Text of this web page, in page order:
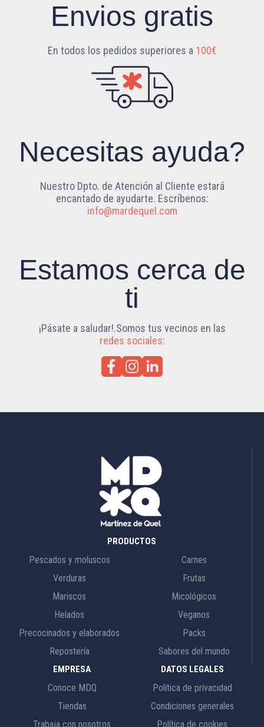
Envios gratis
En todos los pedidos superiores a 100€
Necesitas ayuda?
Nuestro Dpto. de Atención al Cliente estará
encantado de ayudarte. Escríbenos:
info@mardequel.com
Estamos cerca de
ti
¡Pásate a saludar!.Somos tus vecinos en las
redes sociales:
PRODUCTOS
Pescados y moluscos
Verduras
Mariscos
Helados
Precocinados y elaborados
Repostería
Carnes
Frutas
Micológicos
Veganos
Packs
Sabores del mundo
EMPRESA
Conoce MDQ
Tiendas
Trabaja con nosotros
DATOS LEGALES
Política de privacidad
Condiciones generales
Política de cookies